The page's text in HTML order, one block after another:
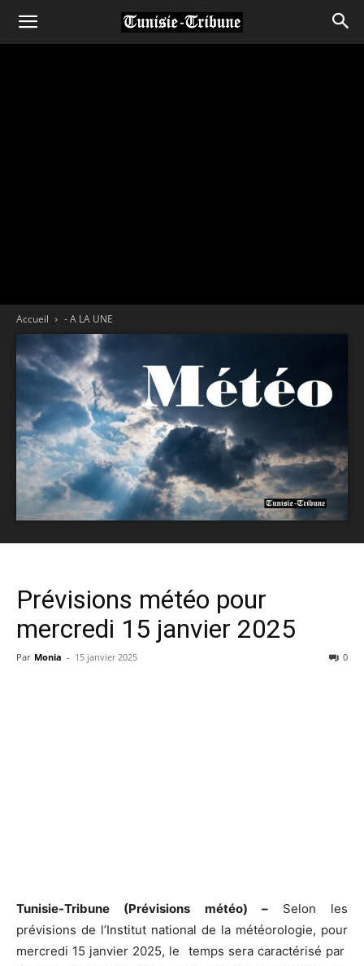
Accueil - A LA UNE
Prévisions météo pour
mercredi 15 janvier 2025
Par Monia - 15 janvier 2025 0
Tunisie-Tribune (Prévisions météo) – Selon les
prévisions de l’Institut national de la météorologie, pour
mercredi 15 janvier 2025, le temps sera caractérisé par